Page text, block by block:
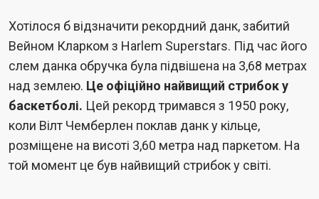
Хотілося б відзначити рекордний данк, забитий
Вейном Кларком з Harlem Superstars. Під час його
слем данка обручка була підвішена на 3,68 метрах
над землею. Це офіційно найвищий стрибок у
баскетболі. Цей рекорд тримався з 1950 року,
коли Вілт Чемберлен поклав данк у кільце,
розміщене на висоті 3,60 метра над паркетом. На
той момент це був найвищий стрибок у світі.